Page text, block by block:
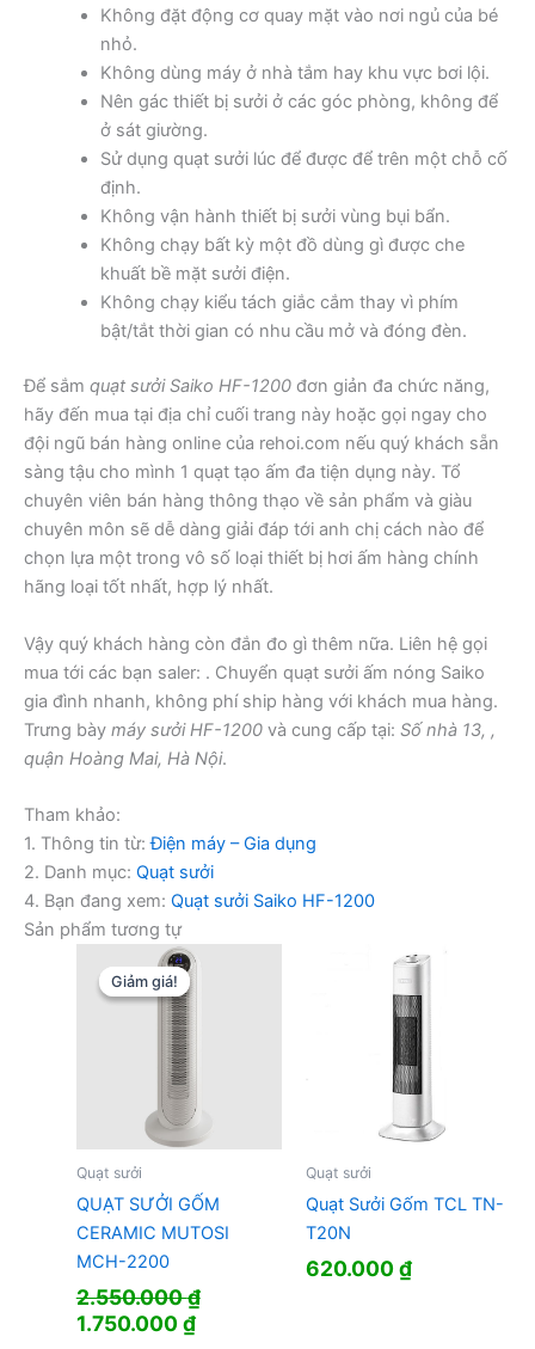
Không đặt động cơ quay mặt vào nơi ngủ của bé
nhỏ.
Không dùng máy ở nhà tắm hay khu vực bơi lội.
Nên gác thiết bị sưởi ở các góc phòng, không để
ở sát giường.
Sử dụng quạt sưởi lúc để được để trên một chỗ cố
định.
Không vận hành thiết bị sưởi vùng bụi bẩn.
Không chạy bất kỳ một đồ dùng gì được che
khuất bề mặt sưởi điện.
Không chạy kiểu tách giắc cắm thay vì phím
bật/tắt thời gian có nhu cầu mở và đóng đèn.
Để sắm quạt sưởi Saiko HF-1200 đơn giản đa chức năng,
hãy đến mua tại địa chỉ cuối trang này hoặc gọi ngay cho
đội ngũ bán hàng online của rehoi.com nếu quý khách sẵn
sàng tậu cho mình 1 quạt tạo ấm đa tiện dụng này. Tổ
chuyên viên bán hàng thông thạo về sản phẩm và giàu
chuyên môn sẽ dễ dàng giải đáp tới anh chị cách nào để
chọn lựa một trong vô số loại thiết bị hơi ấm hàng chính
hãng loại tốt nhất, hợp lý nhất.
Vậy quý khách hàng còn đắn đo gì thêm nữa. Liên hệ gọi
mua tới các bạn saler: . Chuyển quạt sưởi ấm nóng Saiko
gia đình nhanh, không phí ship hàng với khách mua hàng.
Trưng bày máy sưởi HF-1200 và cung cấp tại: Số nhà 13, ,
quận Hoàng Mai, Hà Nội.
Tham khảo:
1. Thông tin từ:Điện máy – Gia dụng
2. Danh mục: Quạt sưởi
4. Bạn đang xem: Quạt sưởi Saiko HF-1200
Sản phẩm tương tự
Giảm giá!
Giảm giá!
Quạt sưởi
QUẠT SƯỞI GỐM
CERAMIC MUTOSI
MCH-2200
2.550.000₫
Giá
1.750.000₫Giá
Quạt sưởi
Quạt Sưởi Gốm TCL TN-
T20N
620.000₫